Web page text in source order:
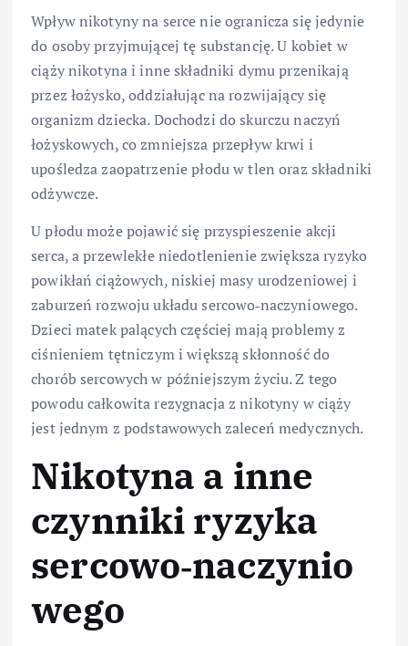
Wpływ nikotyny na serce nie ogranicza się jedynie
do osoby przyjmującej tę substancję. U kobiet w
ciąży nikotyna i inne składniki dymu przenikają
przez łożysko, oddziałując na rozwijający się
organizm dziecka. Dochodzi do skurczu naczyń
łożyskowych, co zmniejsza przepływ krwi i
upośledza zaopatrzenie płodu w tlen oraz składniki
odżywcze.
U płodu może pojawić się przyspieszenie akcji
serca, a przewlekłe niedotlenienie zwiększa ryzyko
powikłań ciążowych, niskiej masy urodzeniowej i
zaburzeń rozwoju układu sercowo‑naczyniowego.
Dzieci matek palących częściej mają problemy z
ciśnieniem tętniczym i większą skłonność do
chorób sercowych w późniejszym życiu. Z tego
powodu całkowita rezygnacja z nikotyny w ciąży
jest jednym z podstawowych zaleceń medycznych.
Nikotyna a inne
czynniki ryzyka
sercowo‑naczynio
wego